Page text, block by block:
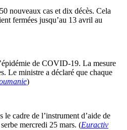
nouveaux cas et dix décès. Cela
fermées jusqu’au 13 avril au
de COVID-19. La mesure
Le ministre a déclaré que chaque
)
cadre de l’instrument d’aide de
mercredi 25 mars. (Euractiv